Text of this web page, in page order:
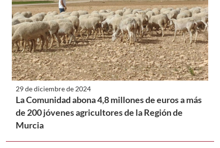
29 de diciembre de 2024
La Comunidad abona 4,8 millones de euros a más
de 200 jóvenes agricultores de la Región de
Murcia